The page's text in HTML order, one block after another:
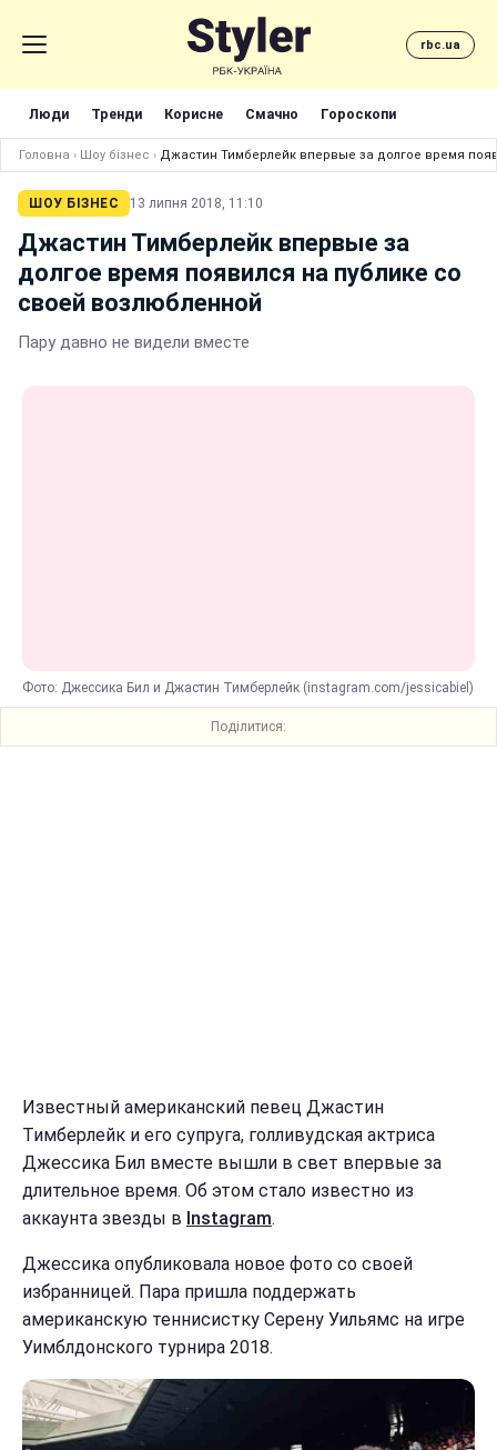
rbc.ua
Люди Тренди Корисне Смачно Гороскопи
Головна › Шоу бізнес › Джастин Тимберлейк впервые за долгое время
ШОУ БІЗНЕС 13 липня 2018, 11:10
Джастин Тимберлейк впервые за
долгое время появился на публике со
своей возлюбленной
Пару давно не видели вместе
Фото: Джессика Бил и Джастин Тимберлейк (instagram.com/jessicabiel)
Поділитися:
Известный американский певец Джастин
Тимберлейк и его супруга, голливудская актриса
Джессика Бил вместе вышли в свет впервые за
длительное время. Об этом стало известно из
аккаунта звезды в Instagram.
Джессика опубликовала новое фото со своей
избранницей. Пара пришла поддержать
американскую теннисистку Серену Уильямс на игре
Уимблдонского турнира 2018.